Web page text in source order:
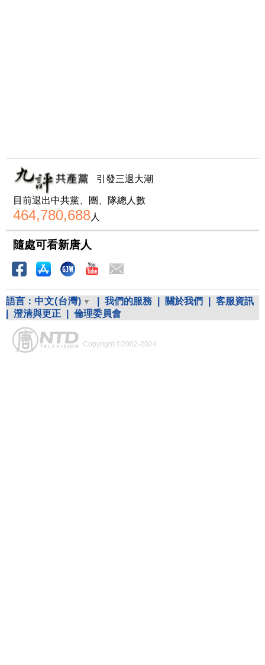
引發三退大潮
目前退出中共黨、團、隊總人數
464,780,688人
隨處可看新唐人
語言： 中文(台灣) 我們的服務 關於我們
客服資訊
澄清與更正 倫理委員會
Copyright ©2002-2024